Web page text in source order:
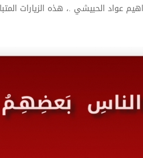
عواد الحبيشي .، هذه الزيارات